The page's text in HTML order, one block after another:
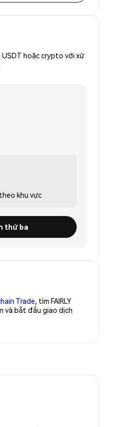
hoặc crypto với xử
khu vực
thứ ba
Trade, tìm FAIRLY
và bắt đầu giao dịch